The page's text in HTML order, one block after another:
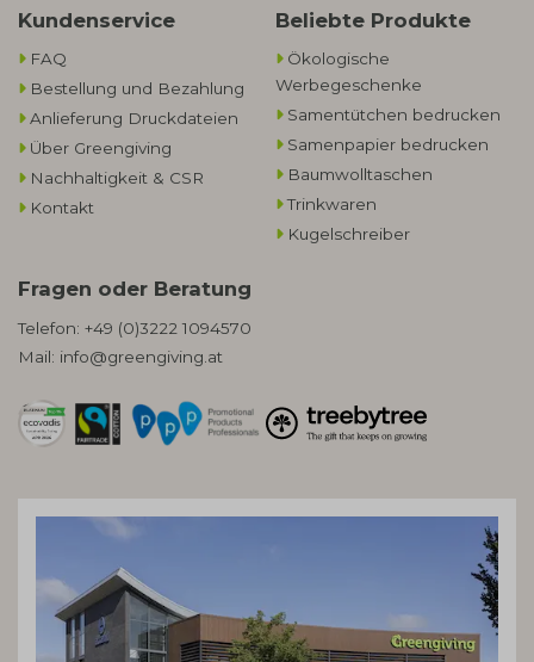
Kundenservice
FAQ
Bestellung und Bezahlung
Anlieferung Druckdateien
Über Greengiving
Nachhaltigkeit & CSR
Kontakt
Beliebte Produkte
Ökologische
Werbegeschenke​
Samentütchen bedrucken
Samenpapier bedrucken
Baumwolltaschen​
Trinkwaren
Kugelschreiber
Fragen oder Beratung
Telefon: +49 (0)3222 1094570
Mail: info@greengiving.at